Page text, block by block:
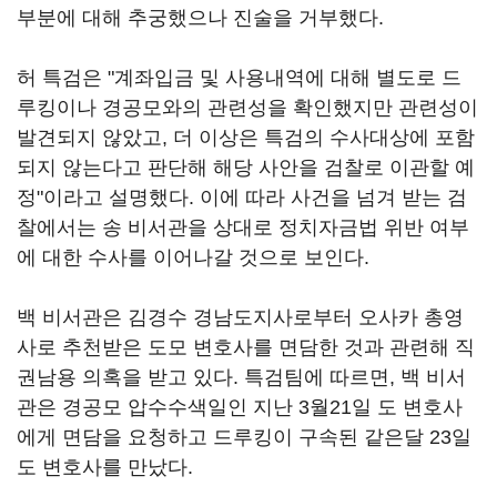
부분에 대해 추궁했으나 진술을 거부했다.
허 특검은 "계좌입금 및 사용내역에 대해 별도로 드
루킹이나 경공모와의 관련성을 확인했지만 관련성이
발견되지 않았고, 더 이상은 특검의 수사대상에 포함
되지 않는다고 판단해 해당 사안을 검찰로 이관할 예
정"이라고 설명했다. 이에 따라 사건을 넘겨 받는 검
찰에서는 송 비서관을 상대로 정치자금법 위반 여부
에 대한 수사를 이어나갈 것으로 보인다.
백 비서관은 김경수 경남도지사로부터 오사카 총영
사로 추천받은 도모 변호사를 면담한 것과 관련해 직
권남용 의혹을 받고 있다. 특검팀에 따르면, 백 비서
관은 경공모 압수수색일인 지난 3월21일 도 변호사
에게 면담을 요청하고 드루킹이 구속된 같은달 23일
도 변호사를 만났다.